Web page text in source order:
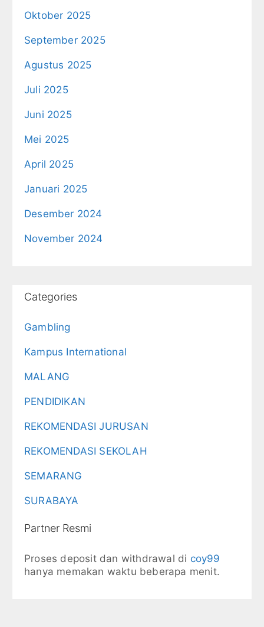
Oktober 2025
September 2025
Agustus 2025
Juli 2025
Juni 2025
Mei 2025
April 2025
Januari 2025
Desember 2024
November 2024
Categories
Gambling
Kampus International
MALANG
PENDIDIKAN
REKOMENDASI JURUSAN
REKOMENDASI SEKOLAH
SEMARANG
SURABAYA
Partner Resmi
Proses deposit dan withdrawal di coy99
hanya memakan waktu beberapa menit.